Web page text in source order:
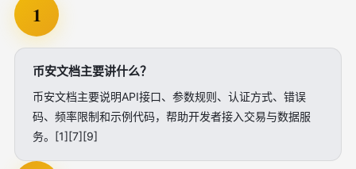
1
币安文档主要讲什么？
币安文档主要说明API接口、参数规则、认证方式、错误
码、频率限制和示例代码，帮助开发者接入交易与数据服
务。[1][7][9]